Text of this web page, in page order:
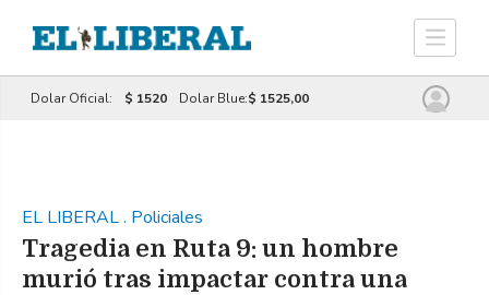
Dolar Oficial: $ 1520 Dolar Blue:$ 1525,00
EL LIBERAL. Policiales
Tragedia en Ruta 9: un hombre
murió tras impactar contra una